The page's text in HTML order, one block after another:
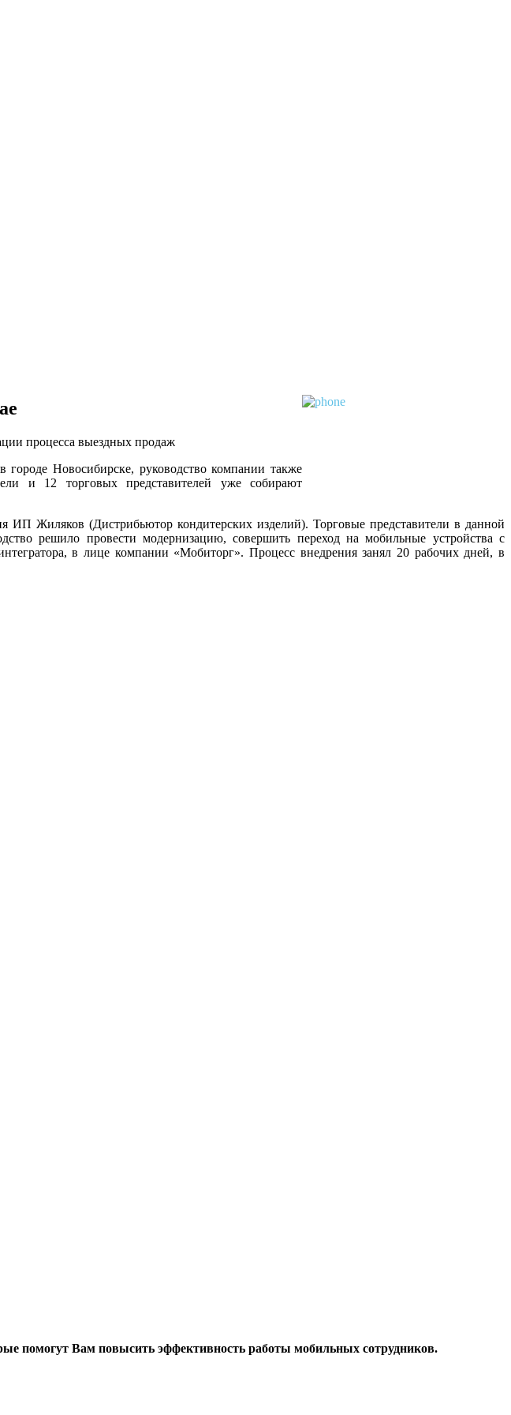
процесса выездных продаж
Новосибирске, руководство компании также
и 12 торговых представителей уже собирают
Жиляков (Дистрибьютор кондитерских изделий). Торговые представители в данной
решило провести модернизацию, совершить переход на мобильные устройства с
в лице компании «Мобиторг». Процесс внедрения занял 20 рабочих дней, в
помогут Вам повысить эффективность работы мобильных сотрудников.